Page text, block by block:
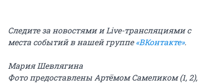
Следите за новостями и Live-трансляциями с
места событий в нашей группе«ВКонтакте».
Мария Шевлягина
Фото предоставлены Артёмом Самеликом (1, 2),